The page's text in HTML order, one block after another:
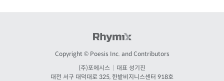
Copyright © Poesis Inc. and Contributors
(주)포에시스
대표 성기진
대전 서구 대덕대로 325, 한밭비지니스센터 918호